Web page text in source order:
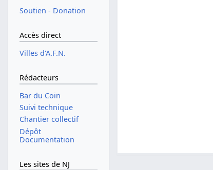
Soutien - Donation
Accès direct
Villes d'A.F.N.
Rédacteurs
Bar du Coin
Suivi technique
Chantier collectif
Dépôt
Documentation
Les sites de NJ